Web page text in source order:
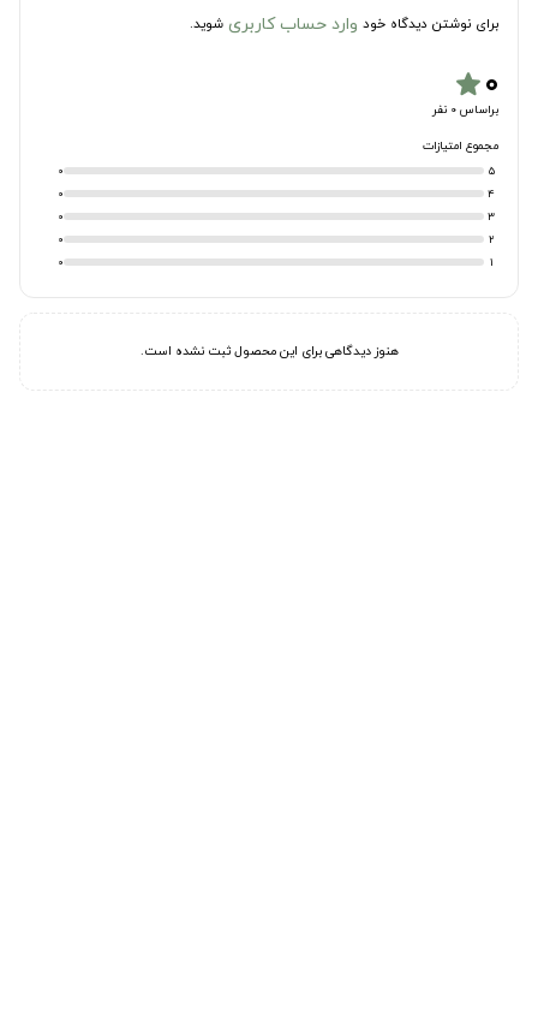
برای نوشتن دیدگاه خود وارد حساب کاربری شوید.
۰star
براساس 0 نفر
مجموع امتیازات
5
0
4
0
3
0
2
0
1
0
هنوز دیدگاهی برای این محصول ثبت نشده است.